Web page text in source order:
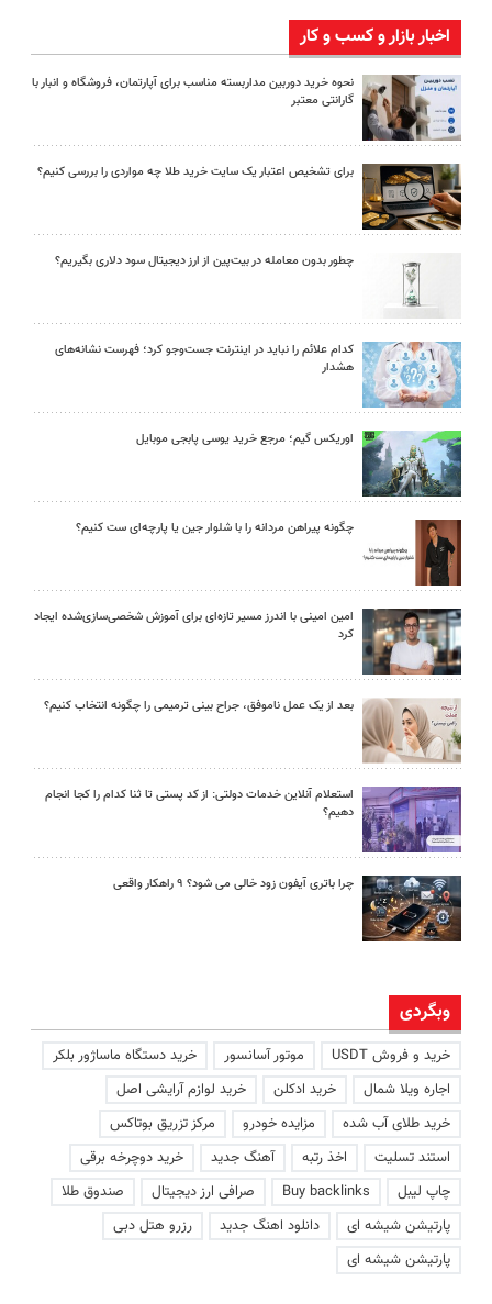
اخبار بازار و کسب و کار
نحوه خرید دوربین مداربسته مناسب برای آپارتمان، فروشگاه و انبار با
گارانتی معتبر
برای تشخیص اعتبار یک سایت خرید طلا چه مواردی را بررسی کنیم؟
چطور بدون معامله در بیت‌پین از ارز دیجیتال سود دلاری بگیریم؟
کدام علائم را نباید در اینترنت جست‌وجو کرد؛ فهرست نشانه‌های
هشدار
اوریکس گیم؛ مرجع خرید یوسی پابجی موبایل
چگونه پیراهن مردانه را با شلوار جین یا پارچه‌ای ست کنیم؟
امین امینی با اندرز مسیر تازه‌ای برای آموزش شخصی‌سازی‌شده ایجاد
کرد
بعد از یک عمل ناموفق، جراح بینی ترمیمی را چگونه انتخاب کنیم؟
استعلام آنلاین خدمات دولتی: از کد پستی تا ثنا کدام را کجا انجام
دهیم؟
چرا باتری آیفون زود خالی می شود؟ ۹ راهکار واقعی
وبگردی
خرید و فروش USDT موتور آسانسور
خرید دستگاه ماساژور بلکر
اجاره ویلا شمال
خرید ادکلن
خرید لوازم آرایشی اصل
خرید طلای آب شده
مزایده خودرو
مرکز تزریق بوتاکس
استند تسلیت
اخذ رتبه آهنگ جدید
خرید دوچرخه برقی
چاپ لیبل
Buy backlinks صرافی ارز دیجیتال
صندوق طلا
پارتیشن شیشه ای
دانلود اهنگ جدید
رزرو هتل دبی
پارتیشن شیشه ای